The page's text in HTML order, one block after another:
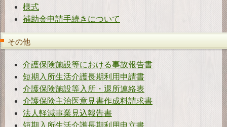
様式
補助金申請手続きについて
その他
介護保険施設等における事故報告書
短期入所生活介護長期利用申請書
介護保険施設等入所・退所連絡表
介護保険主治医意見書作成料請求書
法人軽減事業見込報告書